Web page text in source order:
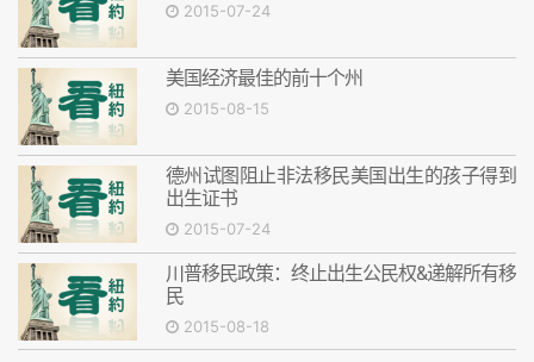
2015-07-24
美国经济最佳的前十个州
2015-08-15
德州试图阻止非法移民美国出生的孩子得到
出生证书
2015-07-24
川普移民政策：终止出生公民权&递解所有移
民
2015-08-18